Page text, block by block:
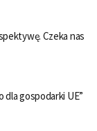
Czeka nas
dla gospodarki UE”